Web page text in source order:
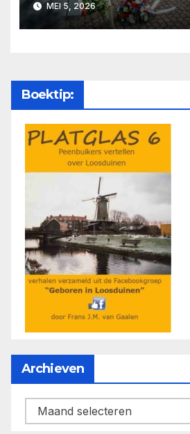
MEI 5, 2026
Boektip:
Archieven
Archieven